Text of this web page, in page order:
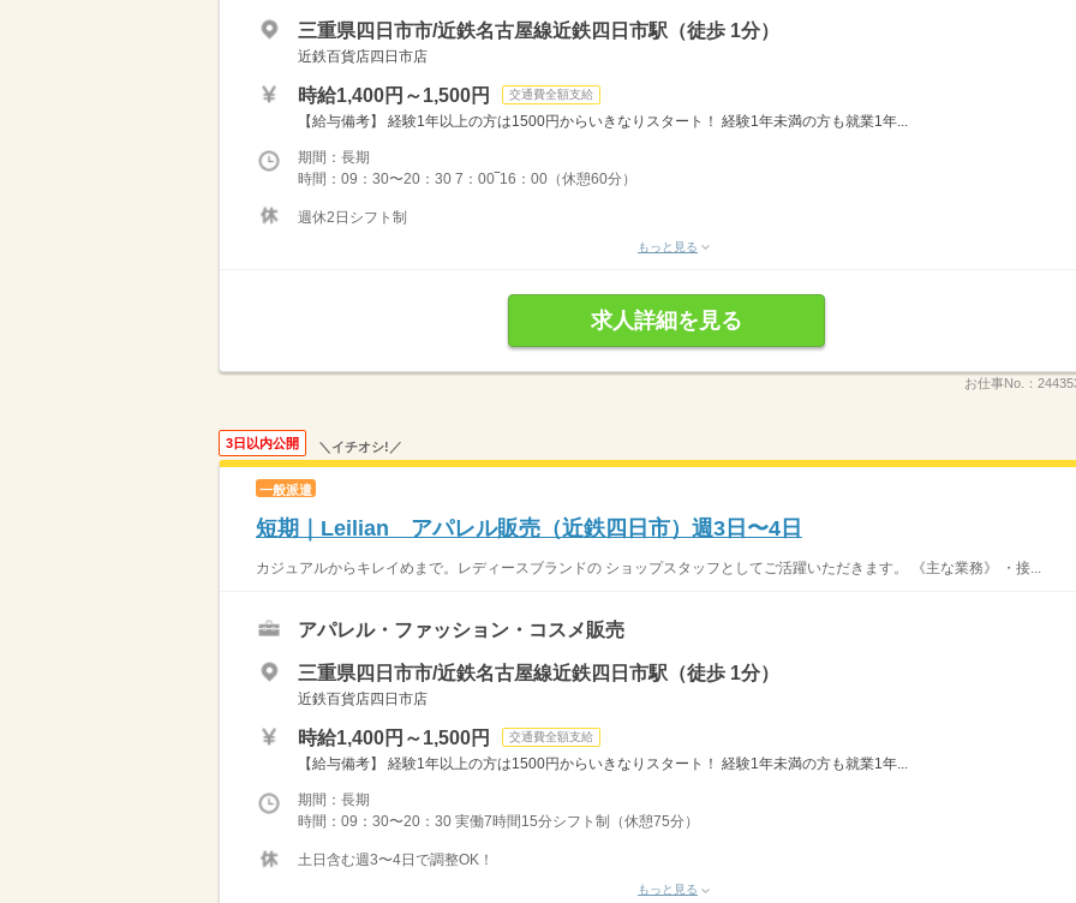
三重県四日市市/近鉄名古屋線近鉄四日市駅（徒歩 1分）
近鉄百貨店四日市店
時給1,400円～1,500円 交通費全額支給
【給与備考】 経験1年以上の方は1500円からいきなりスタート！ 経験1年未満の方も就業1年...
期間：長期
時間：09：30〜20：30 7：00‾16：00（休憩60分）
週休2日シフト制
もっと見る
求人詳細を見る
お仕事No.：
3日以内公開 ＼イチオシ!／
一般派遣
短期｜Leilian アパレル販売（近鉄四日市）週3日〜4日
カジュアルからキレイめまで。レディースブランドの ショップスタッフとしてご活躍いただきます。 《主な業務》 ・接...
アパレル・ファッション・コスメ販売
三重県四日市市/近鉄名古屋線近鉄四日市駅（徒歩 1分）
近鉄百貨店四日市店
時給1,400円～1,500円 交通費全額支給
【給与備考】 経験1年以上の方は1500円からいきなりスタート！ 経験1年未満の方も就業1年...
期間：長期
時間：09：30〜20：30 実働7時間15分シフト制（休憩75分）
土日含む週3〜4日で調整OK！
もっと見る